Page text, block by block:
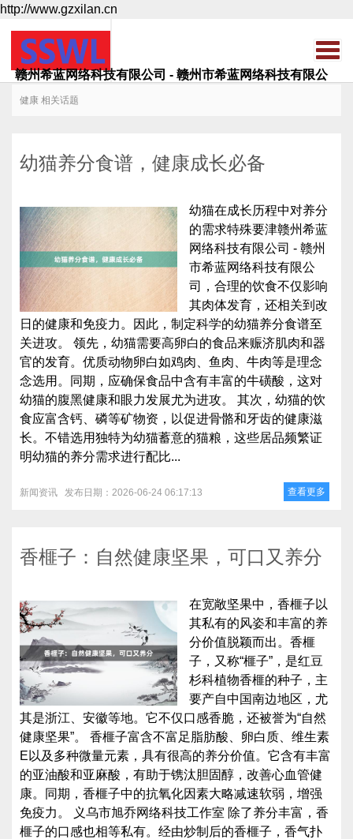
http://www.gzxilan.cn
赣州希蓝网络科技有限公司 - 赣州市希蓝网络科技有限公
司
健康 相关话题
幼猫养分食谱，健康成长必备
幼猫在成长历程中对养分
的需求特殊要津赣州希蓝
网络科技有限公司 - 赣州
市希蓝网络科技有限公
司，合理的饮食不仅影响
其肉体发育，还相关到改
日的健康和免疫力。因此，制定科学的幼猫养分食谱至
关进攻。 领先，幼猫需要高卵白的食品来赈济肌肉和器
官的发育。优质动物卵白如鸡肉、鱼肉、牛肉等是理念
念选用。同期，应确保食品中含有丰富的牛磺酸，这对
幼猫的腹黑健康和眼力发展尤为进攻。 其次，幼猫的饮
食应富含钙、磷等矿物资，以促进骨骼和牙齿的健康滋
长。不错选用独特为幼猫蓄意的猫粮，这些居品频繁证
明幼猫的养分需求进行配比...
新闻资讯 发布日期：2026-06-24 06:17:13 查看更多
香榧子：自然健康坚果，可口又养分
在宽敞坚果中，香榧子以
其私有的风姿和丰富的养
分价值脱颖而出。香榧
子，又称“榧子”，是红豆
杉科植物香榧的种子，主
要产自中国南边地区，尤
其是浙江、安徽等地。它不仅口感香脆，还被誉为“自然
健康坚果”。 香榧子富含不富足脂肪酸、卵白质、维生素
E以及多种微量元素，具有很高的养分价值。它含有丰富
的亚油酸和亚麻酸，有助于镌汰胆固醇，改善心血管健
康。同期，香榧子中的抗氧化因素大略减速软弱，增强
免疫力。 义乌市旭乔网络科技工作室 除了养分丰富，香
榧子的口感也相等私有。经由炒制后的香榧子，香气扑